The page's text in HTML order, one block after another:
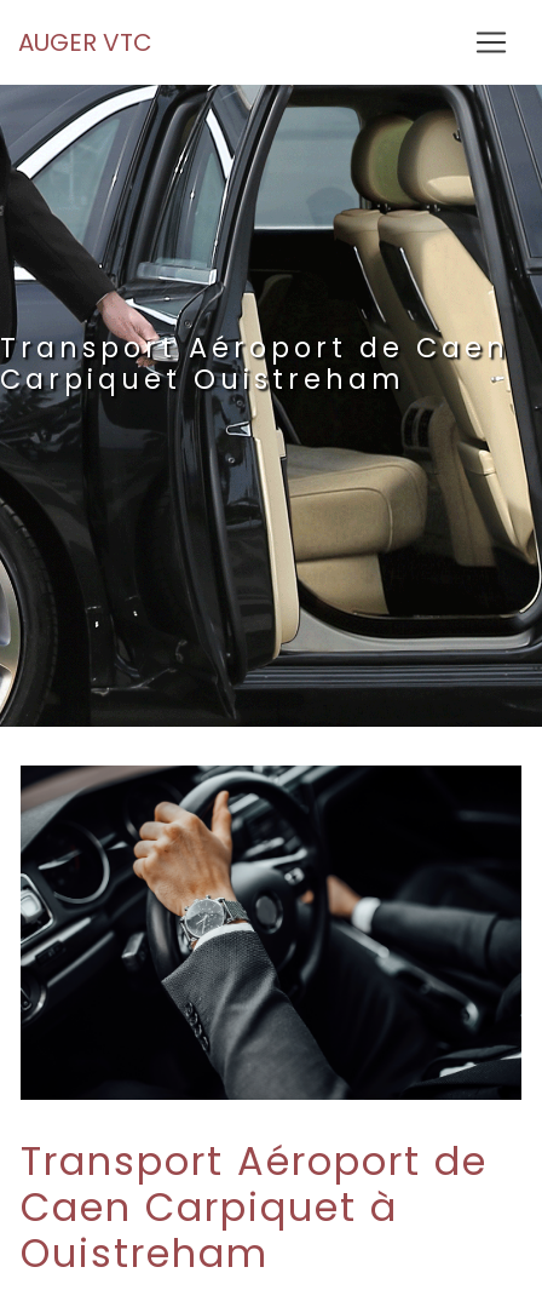
AUGER VTC
Transport Aéroport de Caen
Carpiquet Ouistreham
Transport Aéroport de
Caen Carpiquet à
Ouistreham